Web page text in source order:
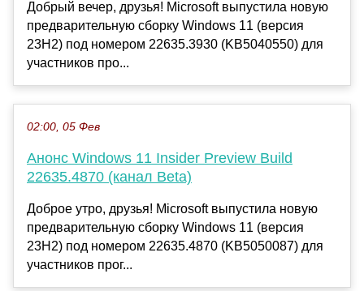
Добрый вечер, друзья! Microsoft выпустила новую
предварительную сборку Windows 11 (версия
23H2) под номером 22635.3930 (KB5040550) для
участников про...
02:00, 05 Фев
Анонс Windows 11 Insider Preview Build
22635.4870 (канал Beta)
Доброе утро, друзья! Microsoft выпустила новую
предварительную сборку Windows 11 (версия
23H2) под номером 22635.4870 (KB5050087) для
участников прог...